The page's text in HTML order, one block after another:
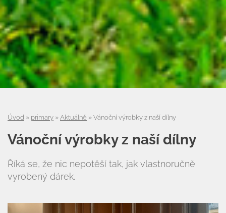
Úvod » primary » Aktuálně » Vánoční výrobky z naší dílny
Vánoční výrobky z naší dílny
Říká se, že nic nepotěší tak, jak vlastnoručně
vyrobený dárek.